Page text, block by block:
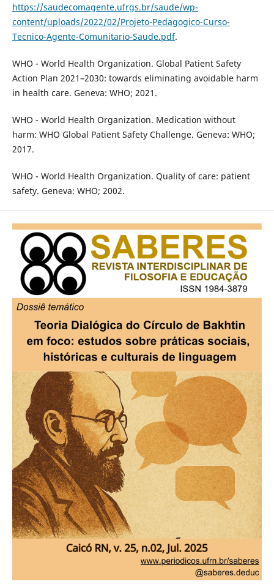
https://saudecomagente.ufrgs.br/saude/wp-
content/uploads/2022/02/Projeto-Pedagogico-Curso-
Tecnico-Agente-Comunitario-Saude.pdf.
WHO - World Health Organization. Global Patient Safety
Action Plan 2021–2030: towards eliminating avoidable harm
in health care. Geneva: WHO; 2021.
WHO - World Health Organization. Medication without
harm: WHO Global Patient Safety Challenge. Geneva: WHO;
2017.
WHO - World Health Organization. Quality of care: patient
safety. Geneva: WHO; 2002.